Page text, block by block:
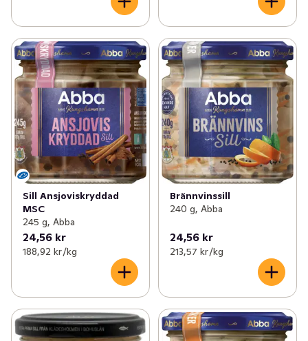
Sill Ansjoviskryddad
MSC
245 g, Abba
24,56 kr
188,92 kr /kg
Brännvinssill
240 g, Abba
24,56 kr
213,57 kr /kg